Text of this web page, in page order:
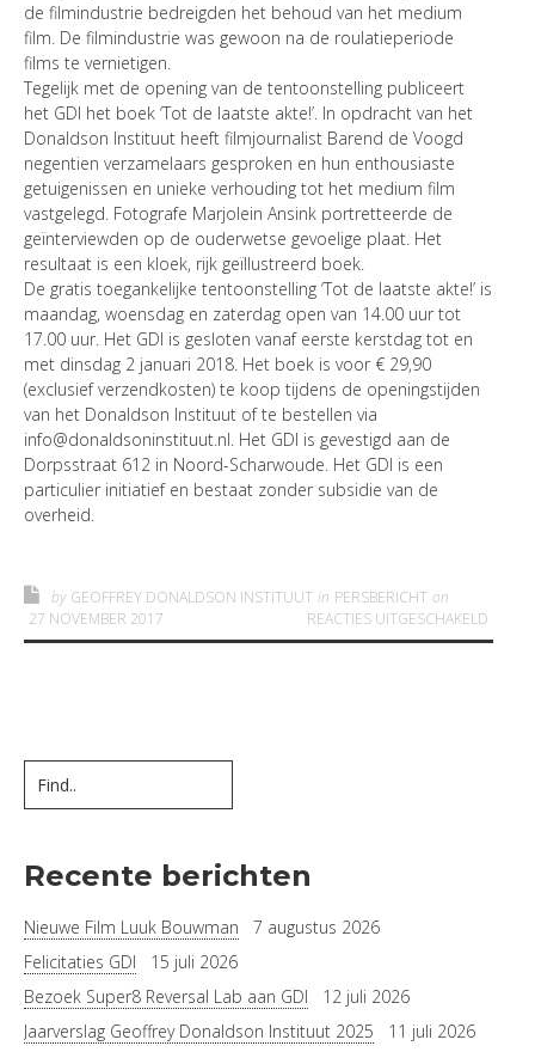
de filmindustrie bedreigden het behoud van het medium
film. De filmindustrie was gewoon na de roulatieperiode
films te vernietigen.
Tegelijk met de opening van de tentoonstelling publiceert
het GDI het boek ‘Tot de laatste akte!’. In opdracht van het
Donaldson Instituut heeft filmjournalist Barend de Voogd
negentien verzamelaars gesproken en hun enthousiaste
getuigenissen en unieke verhouding tot het medium film
vastgelegd. Fotografe Marjolein Ansink portretteerde de
geïnterviewden op de ouderwetse gevoelige plaat. Het
resultaat is een kloek, rijk geïllustreerd boek.
De gratis toegankelijke tentoonstelling ‘Tot de laatste akte!’ is
maandag, woensdag en zaterdag open van 14.00 uur tot
17.00 uur. Het GDI is gesloten vanaf eerste kerstdag tot en
met dinsdag 2 januari 2018. Het boek is voor € 29,90
(exclusief verzendkosten) te koop tijdens de openingstijden
van het Donaldson Instituut of te bestellen via
info@donaldsoninstituut.nl. Het GDI is gevestigd aan de
Dorpsstraat 612 in Noord-Scharwoude. Het GDI is een
particulier initiatief en bestaat zonder subsidie van de
overheid.
by GEOFFREY DONALDSON INSTITUUT in PERSBERICHT on
27 NOVEMBER 2017
REACTIES UITGESCHAKELD
Recente berichten
Nieuwe Film Luuk Bouwman
7 augustus 2026
Felicitaties GDI
15 juli 2026
Bezoek Super8 Reversal Lab aan GDI
12 juli 2026
Jaarverslag Geoffrey Donaldson Instituut 2025
11 juli 2026